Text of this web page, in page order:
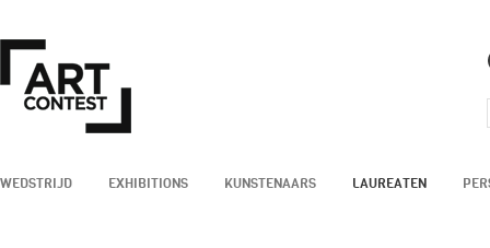
WEDSTRIJD EXHIBITIONS KUNSTENAARS LAUREATEN